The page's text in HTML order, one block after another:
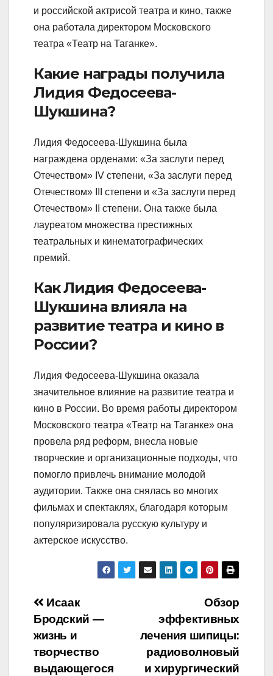
и российской актрисой театра и кино, также
она работала директором Московского
театра «Театр на Таганке».
Какие награды получила
Лидия Федосеева-
Шукшина?
Лидия Федосеева-Шукшина была
награждена орденами: «За заслуги перед
Отечеством» IV степени, «За заслуги перед
Отечеством» III степени и «За заслуги перед
Отечеством» II степени. Она также была
лауреатом множества престижных
театральных и кинематографических
премий.
Как Лидия Федосеева-
Шукшина влияла на
развитие театра и кино в
России?
Лидия Федосеева-Шукшина оказала
значительное влияние на развитие театра и
кино в России. Во время работы директором
Московского театра «Театр на Таганке» она
провела ряд реформ, внесла новые
творческие и организационные подходы, что
помогло привлечь внимание молодой
аудитории. Также она снялась во многих
фильмах и спектаклях, благодаря которым
популяризировала русскую культуру и
актерское искусство.
Навигация
по
записям
Обзор
эффективных
лечения шипицы:
радиоволновый
и хирургический
Исаак
Бродский —
жизнь и
творчество
выдающегося